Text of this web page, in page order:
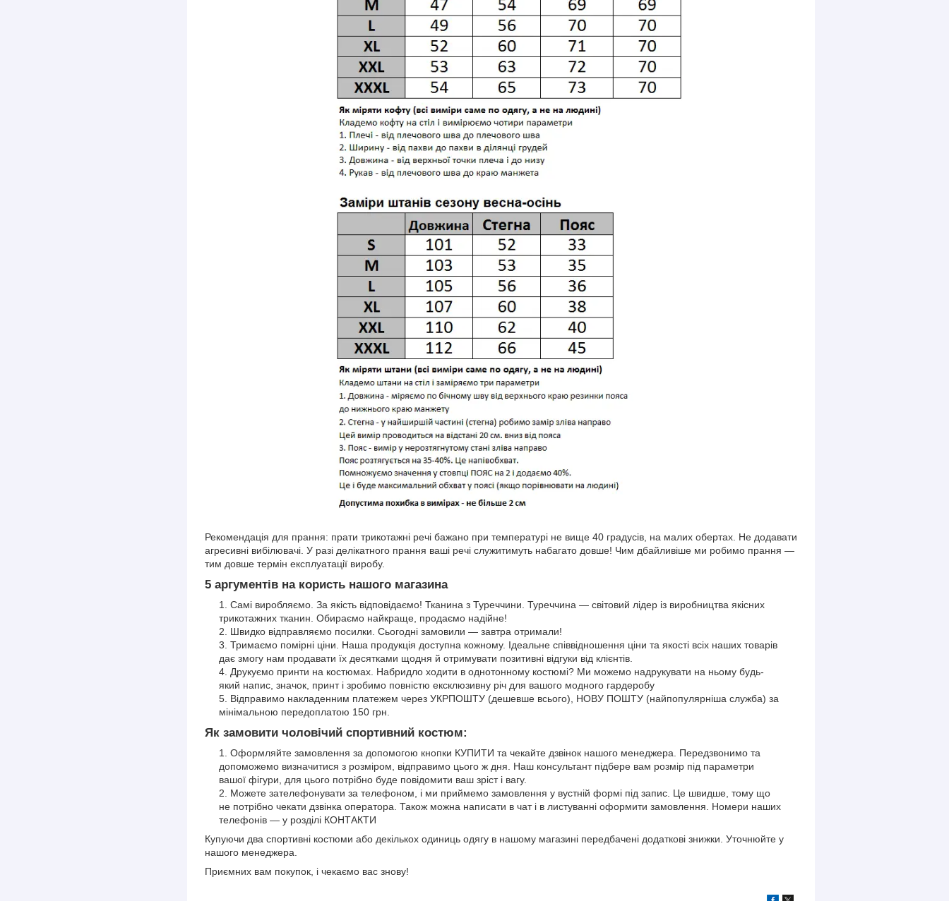
Рекомендація для прання: прати трикотажні речі бажано при температурі не вище 40 градусів, на малих обертах. Не додавати
агресивні вибілювачі. У разі делікатного прання ваші речі служитимуть набагато довше! Чим дбайливіше ми робимо прання —
тим довше термін експлуатації виробу.
5 аргументів на користь нашого магазина
Самі виробляємо. За якість відповідаємо! Тканина з Туреччини. Туреччина — світовий лідер із виробництва якісних
трикотажних тканин. Обираємо найкраще, продаємо надійне!
Швидко відправляємо посилки. Сьогодні замовили — завтра отримали!
Тримаємо помірні ціни. Наша продукція доступна кожному. Ідеальне співвідношення ціни та якості всіх наших товарів
дає змогу нам продавати їх десятками щодня й отримувати позитивні відгуки від клієнтів.
Друкуємо принти на костюмах. Набридло ходити в однотонному костюмі? Ми можемо надрукувати на ньому будь-
який напис, значок, принт і зробимо повністю ексклюзивну річ для вашого модного гардеробу
Відправимо накладенним платежем через УКРПОШТУ (дешевше всього), НОВУ ПОШТУ (найпопулярніша служба) за
мінімальною передоплатою 150 грн.
Як замовити чоловічий спортивний костюм:
Оформляйте замовлення за допомогою кнопки КУПИТИ та чекайте дзвінок нашого менеджера. Передзвонимо та
допоможемо визначитися з розміром, відправимо цього ж дня. Наш консультант підбере вам розмір під параметри
вашої фігури, для цього потрібно буде повідомити ваш зріст і вагу.
Можете зателефонувати за телефоном, і ми приймемо замовлення у вустній формі під запис. Це швидше, тому що
не потрібно чекати дзвінка оператора. Також можна написати в чат і в листуванні оформити замовлення. Номери наших
телефонів — у розділі КОНТАКТИ
Купуючи два спортивні костюми або декількох одиниць одягу в нашому магазині передбачені додаткові знижки. Уточнюйте у
нашого менеджера.
Приємних вам покупок, і чекаємо вас знову!